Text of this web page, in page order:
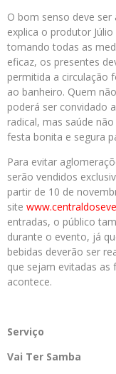
O bom senso deve ser
explica o produtor
tomando todas as
eficaz, os presentes
permitida a circulação
ao banheiro. Quem
poderá ser convidado
radical, mas saúde
festa bonita e segura
Para evitar
serão vendidos
partir de 10 de
site
entradas, o público
durante o evento, já
bebidas deverão ser
que sejam evitadas
acontece.
Serviço
Vai Ter Samba